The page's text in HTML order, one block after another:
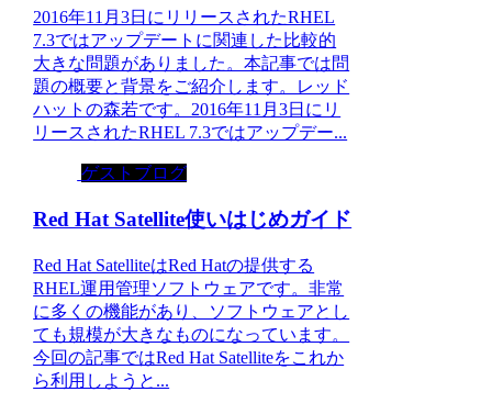
2016年11月3日にリリースされたRHEL
7.3ではアップデートに関連した比較的
大きな問題がありました。本記事では問
題の概要と背景をご紹介します。レッド
ハットの森若です。2016年11月3日にリ
リースされたRHEL 7.3ではアップデー...
ゲストブログ
Red Hat Satellite使いはじめガイド
Red Hat SatelliteはRed Hatの提供する
RHEL運用管理ソフトウェアです。非常
に多くの機能があり、ソフトウェアとし
ても規模が大きなものになっています。
今回の記事ではRed Hat Satelliteをこれか
ら利用しようと...